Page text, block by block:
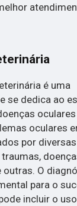
é uma
se dedica ao
oculares
por
O
para o
incluir o